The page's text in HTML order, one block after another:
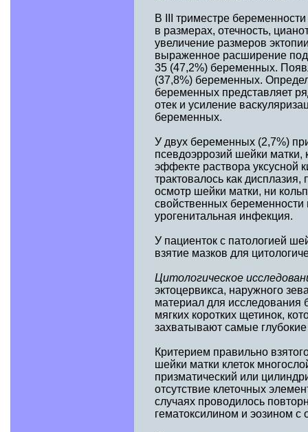
В III триместре
в размерах, отечность,
увеличение размеров
выраженное расширение
35 (47,2%) беременных.
(37,8%) беременных.
беременных представляет
отек и усиление
беременных.
У двух беременных (2,7%)
псевдоэррозий шейки
эффекте раствора уксусной
трактовалось как
осмотр шейки матки, ни
свойственных
урогенитальная инфекция.
У пациенток с патологией
взятие мазков для
Цитологическое
эктоцервикса, наружного
материал для исследования
мягких коротких щетинок,
захватывают самые
Критерием правильно
шейки матки клеток
призматический или
отсутствие клеточных
случаях проводилось
гематоксилином и эозином с